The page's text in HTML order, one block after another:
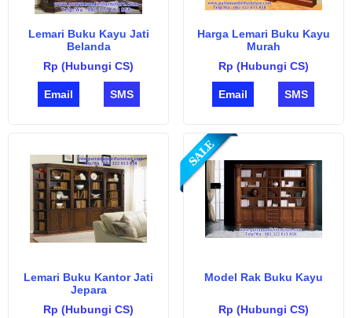
Lemari Buku Kayu Jati
Belanda
Rp (Hubungi CS)
Email SMS
Harga Lemari Buku Kayu
Murah
Rp (Hubungi CS)
Email SMS
Lemari Buku Kantor Jati
Jepara
Rp (Hubungi CS)
Model Rak Buku Kayu
Rp (Hubungi CS)